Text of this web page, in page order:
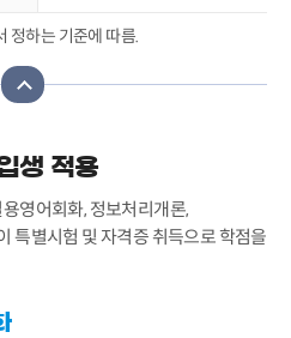
정하는 기준에 따름.
생 적용
영어회화, 정보처리개론,
특별시험 및 자격증 취득으로 학점을